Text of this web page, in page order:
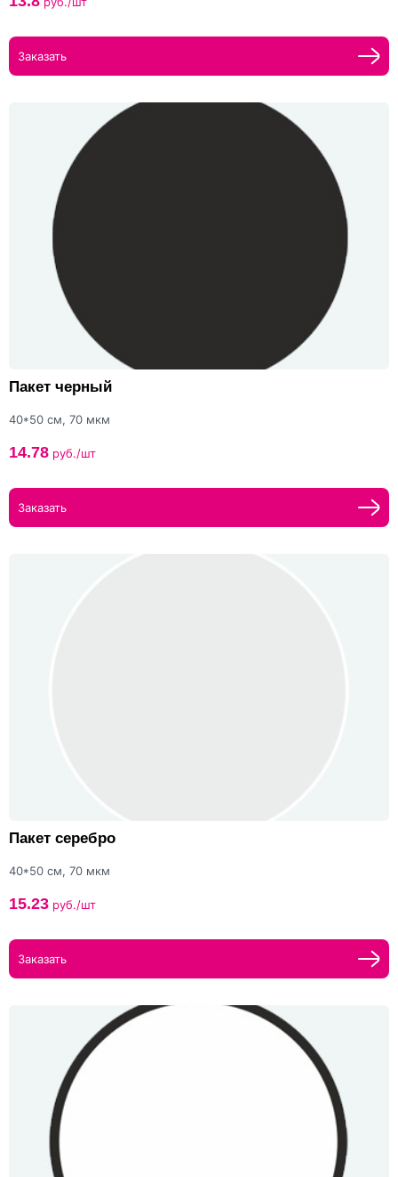
Заказать
Пакет черный
40*50 см, 70 мкм
14.78 руб./шт
Заказать
Пакет серебро
40*50 см, 70 мкм
15.23 руб./шт
Заказать